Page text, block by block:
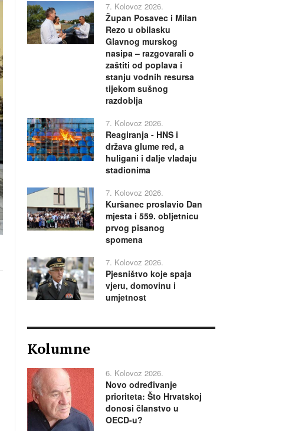
7. Kolovoz 2026.
Župan Posavec i Milan
Rezo u obilasku
Glavnog murskog
nasipa – razgovarali o
zaštiti od poplava i
stanju vodnih resursa
tijekom sušnog
razdoblja
7. Kolovoz 2026.
Reagiranja - HNS i
država glume red, a
huligani i dalje vladaju
stadionima
7. Kolovoz 2026.
Kuršanec proslavio Dan
mjesta i 559. obljetnicu
prvog pisanog
spomena
7. Kolovoz 2026.
Pjesništvo koje spaja
vjeru, domovinu i
umjetnost
Kolumne
6. Kolovoz 2026.
Novo određivanje
prioriteta: Što Hrvatskoj
donosi članstvo u
OECD-u?